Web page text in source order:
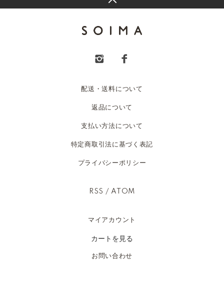
配送・送料について
返品について
支払い方法について
特定商取引法に基づく表記
プライバシーポリシー
RSS /ATOM
マイアカウント
カートを見る
お問い合わせ